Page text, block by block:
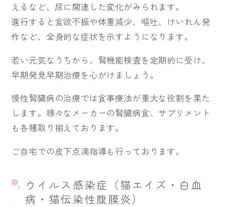
えるなど、尿に関連した変化がみられます。
進行すると食欲不振や体重減少、嘔吐、けいれん発
作など、全身的な症状を示すようになります。
若い元気なうちから、腎機能検査を定期的に受け、
早期発見早期治療を心がけましょう。
慢性腎臓病の治療では食事療法が重大な役割を果た
します。様々なメーカーの腎臓病食、サプリメント
も各種取り揃えております。
ご自宅での皮下点滴指導も行っております。
ウイルス感染症（猫エイズ・白血
病・猫伝染性腹膜炎）